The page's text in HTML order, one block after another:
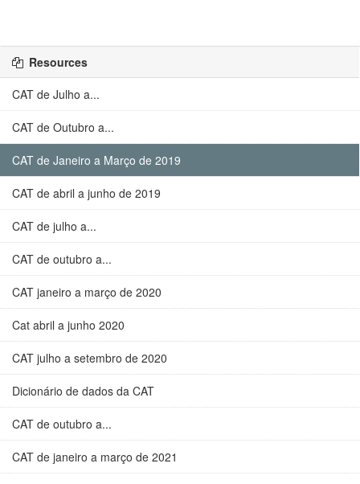
Resources
CAT de Julho a...
CAT de Outubro a...
CAT de Janeiro a Março de 2019
CAT de abril a junho de 2019
CAT de julho a...
CAT de outubro a...
CAT janeiro a março de 2020
Cat abril a junho 2020
CAT julho a setembro de 2020
Dicionário de dados da CAT
CAT de outubro a...
CAT de janeiro a março de 2021